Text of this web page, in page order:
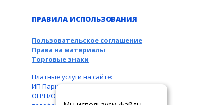
ПРАВИЛА ИСПОЛЬЗОВАНИЯ
Пользовательское соглашение
Права на материалы
Торговые знаки
Платные услуги на сайте:
ИП Паршукова Л. Б., ИНН: 110104831087,
ОГРН/ОГРНИП: 326110000016550,